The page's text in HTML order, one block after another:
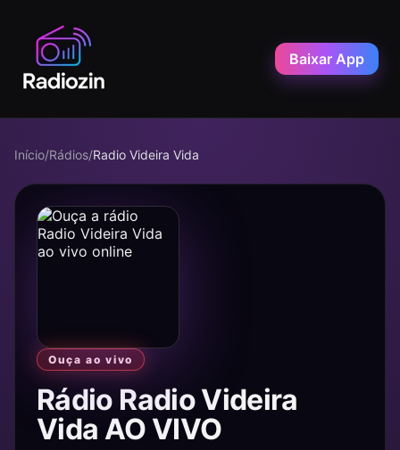
Baixar App
Início/Rádios/Radio Videira Vida
Ouça ao vivo
Rádio Radio Videira
Vida AO VIVO